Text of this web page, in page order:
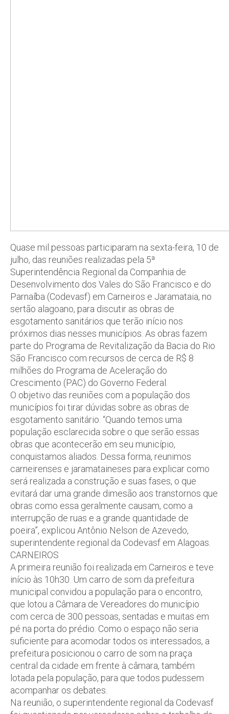
Quase mil pessoas participaram na sexta-feira, 10 de
julho, das reuniões realizadas pela 5ª
Superintendência Regional da Companhia de
Desenvolvimento dos Vales do São Francisco e do
Parnaíba (Codevasf) em Carneiros e Jaramataia, no
sertão alagoano, para discutir as obras de
esgotamento sanitários que terão início nos
próximos dias nesses municípios. As obras fazem
parte do Programa de Revitalização da Bacia do Rio
São Francisco com recursos de cerca de R$ 8
milhões do Programa de Aceleração do
Crescimento (PAC) do Governo Federal.
O objetivo das reuniões com a população dos
municípios foi tirar dúvidas sobre as obras de
esgotamento sanitário. “Quando temos uma
população esclarecida sobre o que serão essas
obras que acontecerão em seu município,
conquistamos aliados. Dessa forma, reunimos
carneirenses e jaramataineses para explicar como
será realizada a construção e suas fases, o que
evitará dar uma grande dimesão aos transtornos que
obras como essa geralmente causam, como a
interrupção de ruas e a grande quantidade de
poeira”, explicou Antônio Nelson de Azevedo,
superintendente regional da Codevasf em Alagoas.
CARNEIROS
A primeira reunião foi realizada em Carneiros e teve
início às 10h30. Um carro de som da prefeitura
municipal convidou a população para o encontro,
que lotou a Câmara de Vereadores do município
com cerca de 300 pessoas, sentadas e muitas em
pé na porta do prédio. Como o espaço não seria
suficiente para acomodar todos os interessados, a
prefeitura posicionou o carro de som na praça
central da cidade em frente à câmara, também
lotada pela população, para que todos pudessem
acompanhar os debates.
Na reunião, o superintendente regional da Codevasf